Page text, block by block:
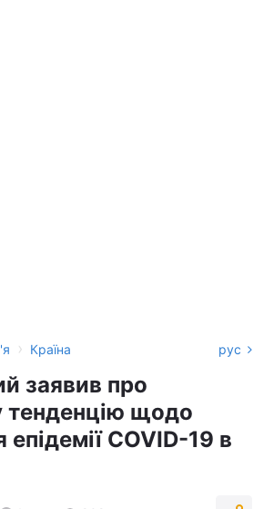
› Країна рус
заявив про
тенденцію щодо
COVID-19 в